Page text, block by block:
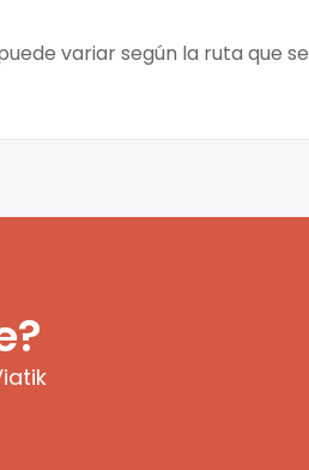
variar según la ruta que se